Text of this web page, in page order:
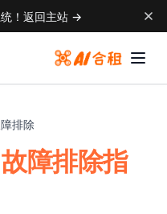
！返回主站 →
排除
障排除指